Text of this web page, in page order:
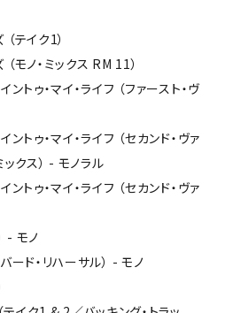
テイク1）
モノ・ミックス RM 11）
ントゥ・マイ・ライフ （ファースト・ヴ
ントゥ・マイ・ライフ （セカンド・ヴァ
クス） - モノラル
ントゥ・マイ・ライフ （セカンド・ヴァ
- モノ
ード・リハーサル） - モノ